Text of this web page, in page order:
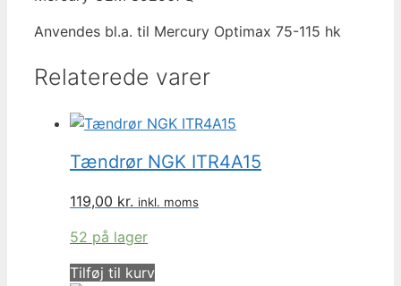
Anvendes bl.a. til Mercury Optimax 75-115 hk
Relaterede varer
Tændrør NGK ITR4A15
119,00 kr. inkl. moms
52 på lager
Tilføj til kurv